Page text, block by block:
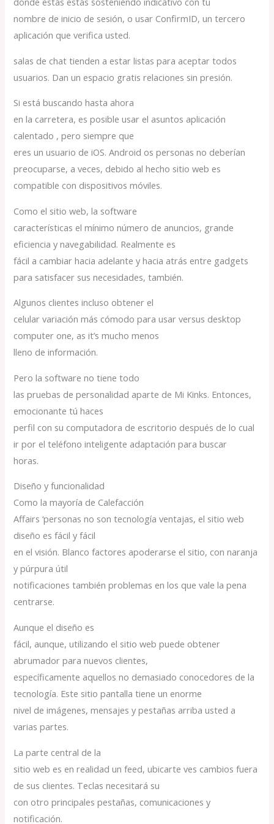
nombre de inicio de sesión, o usar ConfirmID, un tercero
aplicación que verifica usted.
salas de chat tienden a estar listas para aceptar todos
usuarios. Dan un espacio gratis relaciones sin presión.
Si está buscando hasta ahora
en la carretera, es posible usar el asuntos aplicación
calentado , pero siempre que
eres un usuario de iOS. Android os personas no deberían
preocuparse, a veces, debido al hecho sitio web es
compatible con dispositivos móviles.
Como el sitio web, la software
características el mínimo número de anuncios, grande
eficiencia y navegabilidad. Realmente es
fácil a cambiar hacia adelante y hacia atrás entre gadgets
para satisfacer sus necesidades, también.
Algunos clientes incluso obtener el
celular variación más cómodo para usar versus desktop
computer one, as it’s mucho menos
lleno de información.
Pero la software no tiene todo
las pruebas de personalidad aparte de Mi Kinks. Entonces,
emocionante tú haces
perfil con su computadora de escritorio después de lo cual
ir por el teléfono inteligente adaptación para buscar
horas.
Diseño y funcionalidad
Como la mayoría de Calefacción
Affairs ‘personas no son tecnología ventajas, el sitio web
diseño es fácil y fácil
en el visión. Blanco factores apoderarse el sitio, con naranja
y púrpura útil
notificaciones también problemas en los que vale la pena
centrarse.
Aunque el diseño es
fácil, aunque, utilizando el sitio web puede obtener
abrumador para nuevos clientes,
específicamente aquellos no demasiado conocedores de la
tecnología. Este sitio pantalla tiene un enorme
nivel de imágenes, mensajes y pestañas arriba usted a
varias partes.
La parte central de la
sitio web es en realidad un feed, ubicarte ves cambios fuera
de sus clientes. Teclas necesitará su
con otro principales pestañas, comunicaciones y
notificación.